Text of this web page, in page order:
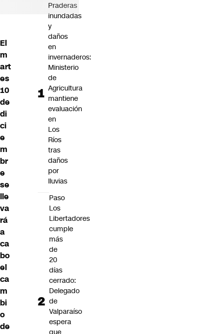
El
m
art
es
10
de
di
ci
e
m
br
e
se
lle
va
rá
a
ca
bo
el
ca
m
bi
o
de
Praderas
inundadas
y
daños
en
invernaderos:
Ministerio
de
Agricultura
mantiene
evaluación
en
Los
Ríos
tras
daños
por
lluvias
Paso
Los
Libertadores
cumple
más
de
20
días
cerrado:
Delegado
de
Valparaíso
espera
que